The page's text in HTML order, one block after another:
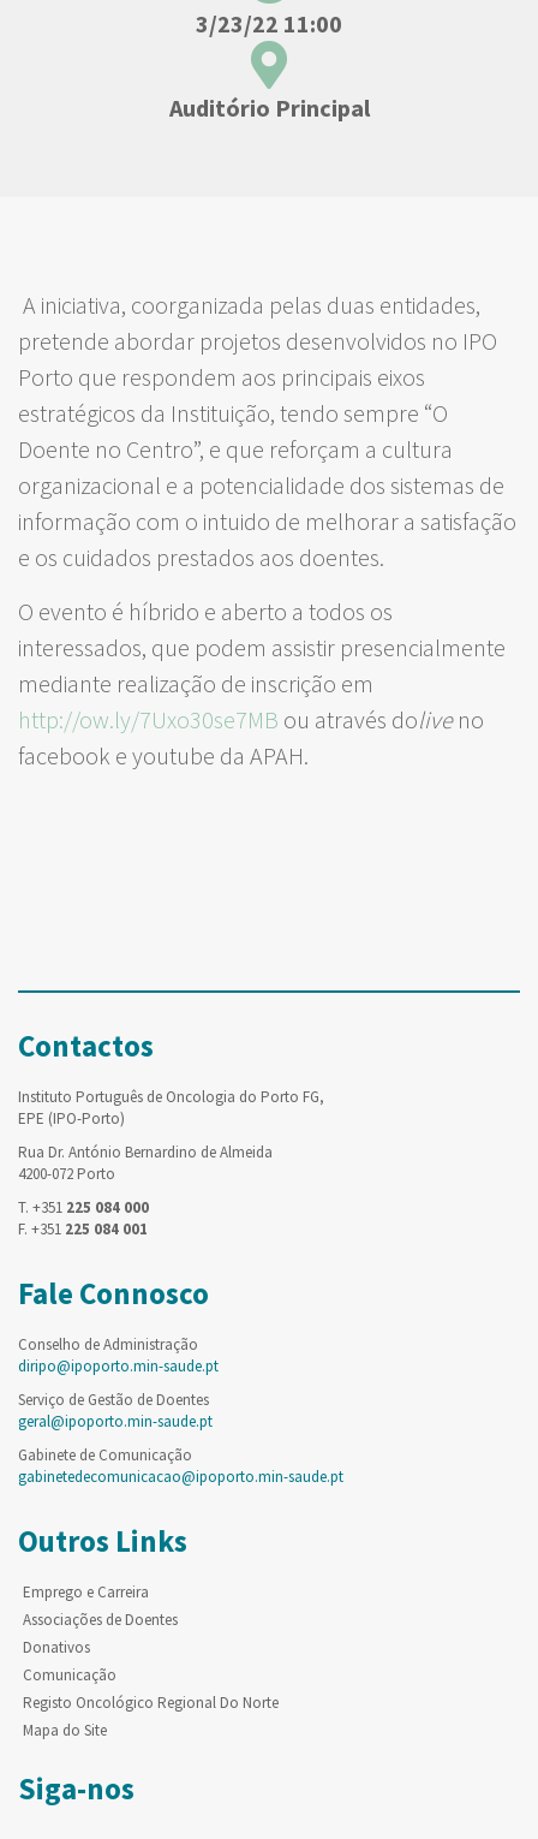
3/23/22 11:00
Auditório Principal
A iniciativa, coorganizada pelas duas entidades,
pretende abordar projetos desenvolvidos no IPO
Porto que respondem aos principais eixos
estratégicos da Instituição, tendo sempre “O
Doente no Centro”, e que reforçam a cultura
organizacional e a potencialidade dos sistemas de
informação com o intuido de melhorar a satisfação
e os cuidados prestados aos doentes.
O evento é híbrido e aberto a todos os
interessados, que podem assistir presencialmente
mediante realização de inscrição em
http://ow.ly/7Uxo30se7MB ou através doliveno
facebook e youtube da APAH.
Contactos
Instituto Português de Oncologia do Porto FG,
EPE (IPO-Porto)
Rua Dr. António Bernardino de Almeida
4200-072 Porto
T. +351 225 084 000
F. +351 225 084 001
Fale Connosco
Conselho de Administração
diripo@ipoporto.min-saude.pt
Serviço de Gestão de Doentes
geral@ipoporto.min-saude.pt
Gabinete de Comunicação
gabinetedecomunicacao@ipoporto.min-saude.pt
Outros Links
Emprego e Carreira
Associações de Doentes
Donativos
Comunicação
Registo Oncológico Regional Do Norte
Mapa do Site
Siga-nos